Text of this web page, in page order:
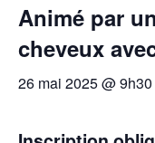
Animé par
cheveux
26 mai 2025 @ 9h30